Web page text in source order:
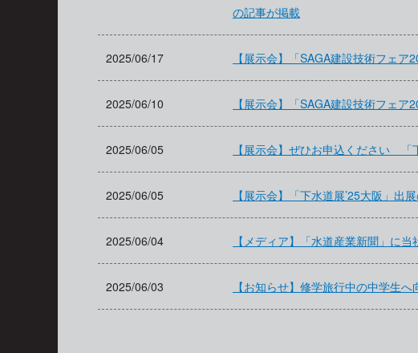
の記事が掲載
2025/06/17 【展示会】「SAGA建設技術フェア
2025/06/10 【展示会】「SAGA建設技術フェア
2025/06/05 【展示会】ぜひお申込ください 「
2025/06/05 【展示会】「下水道展’25大阪」出
2025/06/04 【メディア】「水道産業新聞」に
2025/06/03 【お知らせ】修学旅行中の中学生